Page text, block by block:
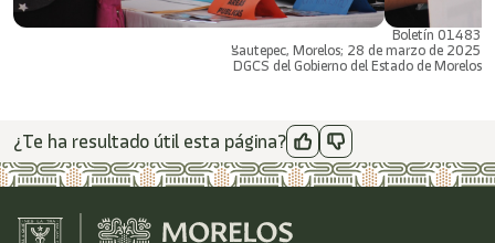
Boletín 01483
Yautepec, Morelos; 28 de marzo de 2025
DGCS del Gobierno del Estado de Morelos
¿Te ha resultado útil esta página?